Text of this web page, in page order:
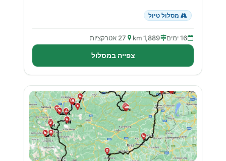
מסלול טיול
16 ימים 1,889 km 27 אטרקציות
צפייה במסלול